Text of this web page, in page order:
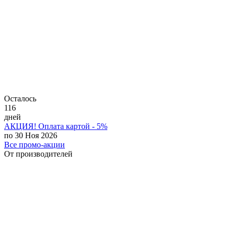
Осталось
116
дней
АКЦИЯ! Оплата картой - 5%
по 30 Ноя 2026
Все промо-акции
От производителей